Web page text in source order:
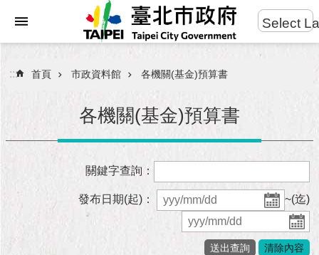
進
搜
市
Select
::: 首頁 市政資料館 各機關(基金)預算書
各機關(基金)預算書
關鍵字查詢：
發布日期(起)： ~(迄)